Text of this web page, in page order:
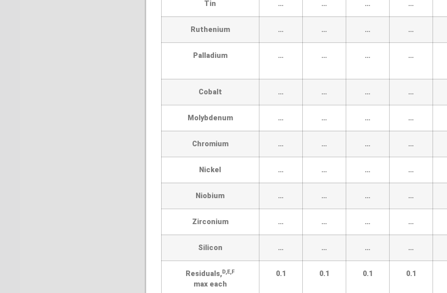
Tin … … … …
Ruthenium … … … …
Palladium … … … …
Cobalt … … … …
Molybdenum … … … …
Chromium … … … …
Nickel … … … …
Niobium … … … …
Zirconium … … … …
Silicon … … … …
Residuals,D,E,F
max each
0.1 0.1 0.1 0.1